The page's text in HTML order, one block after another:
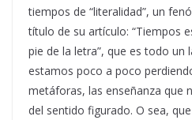
tiempos de “literalidad”, un
título de su artículo: “Tiempos
pie de la letra”, que es todo un
estamos poco a poco
metáforas, las enseñanza que
del sentido figurado. O sea,